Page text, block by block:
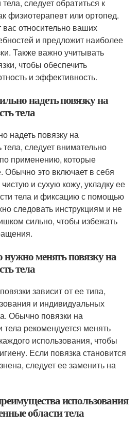
следует обратиться к
физиотерапевт или ортопед.
относительно ваших
и предложит наиболее
Также важно учитывать
чтобы обеспечить
и эффективность.
надеть повязку на
тела
надеть повязку на
следует внимательно
применению, которые
Обычно это включает в себя
и сухую кожу, укладку ее
тела и фиксацию с помощью
следовать инструкциям и не
сильно, чтобы избежать
менять повязку на
тела
зависит от ее типа,
и индивидуальных
Обычно повязки на
рекомендуется менять
использования, чтобы
Если повязка становится
следует ее заменить на
использования
области тела